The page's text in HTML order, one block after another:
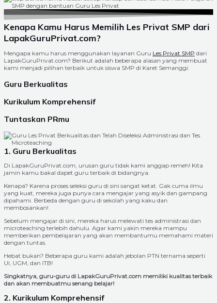
Kenapa Kamu Harus Memilih Les Privat SMP dari
LapakGuruPrivat.com?
Mengapa kamu harus menggunakan layanan Guru Les Privat SMP dari
LapakGuruPrivat.com? Berikut adalah beberapa alasan yang membuat
kami menjadi pilihan terbaik untuk siswa SMP di Karet Semanggi:
Guru Berkualitas
Kurikulum Komprehensif
Tuntaskan PRmu
1. Guru Berkualitas
Di LapakGuruPrivat.com, urusan guru tidak kami anggap remeh! Kita
jamin kamu bakal dapet guru terbaik di bidangnya.
Kenapa? Karena proses seleksi guru di sini sangat ketat. Gak cuma ilmu
yang kuat, mereka juga punya cara mengajar yang asyik dan gampang
dipahami. Berbeda dengan guru di sekolah yang kaku dan
membosankan!
Sebelum mengajar di sini, mereka harus melewati tes administrasi dan
microteaching terlebih dahulu. Agar kami yakin mereka mampu
memberikan pembelajaran yang akan membantumu memahami materi
dengan tuntas.
Hebat bukan? Beberapa guru kami adalah jebolan PTN ternama seperti
UI, UGM, dan ITB!
Singkatnya, guru-guru di LapakGuruPrivat.com memiliki kualitas terbaik
dan akan membuatmu senang belajar!
2. Kurikulum Komprehensif